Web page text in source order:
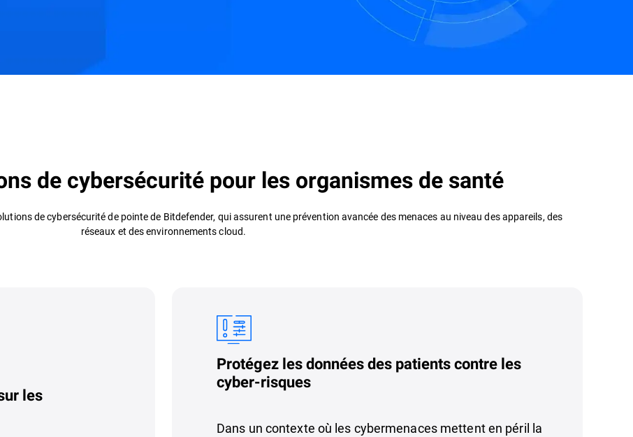
de cybersécurité pour les organismes de santé
de cybersécurité de pointe de Bitdefender, qui assurent une prévention avancée des menaces au niveau des appareils, des
réseaux et des environnements cloud.
les
Protégez les données des patients contre les
cyber-risques
Dans un contexte où les cybermenaces mettent en péril la